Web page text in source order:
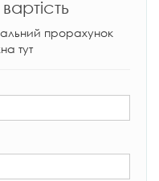
прорахунок
тут